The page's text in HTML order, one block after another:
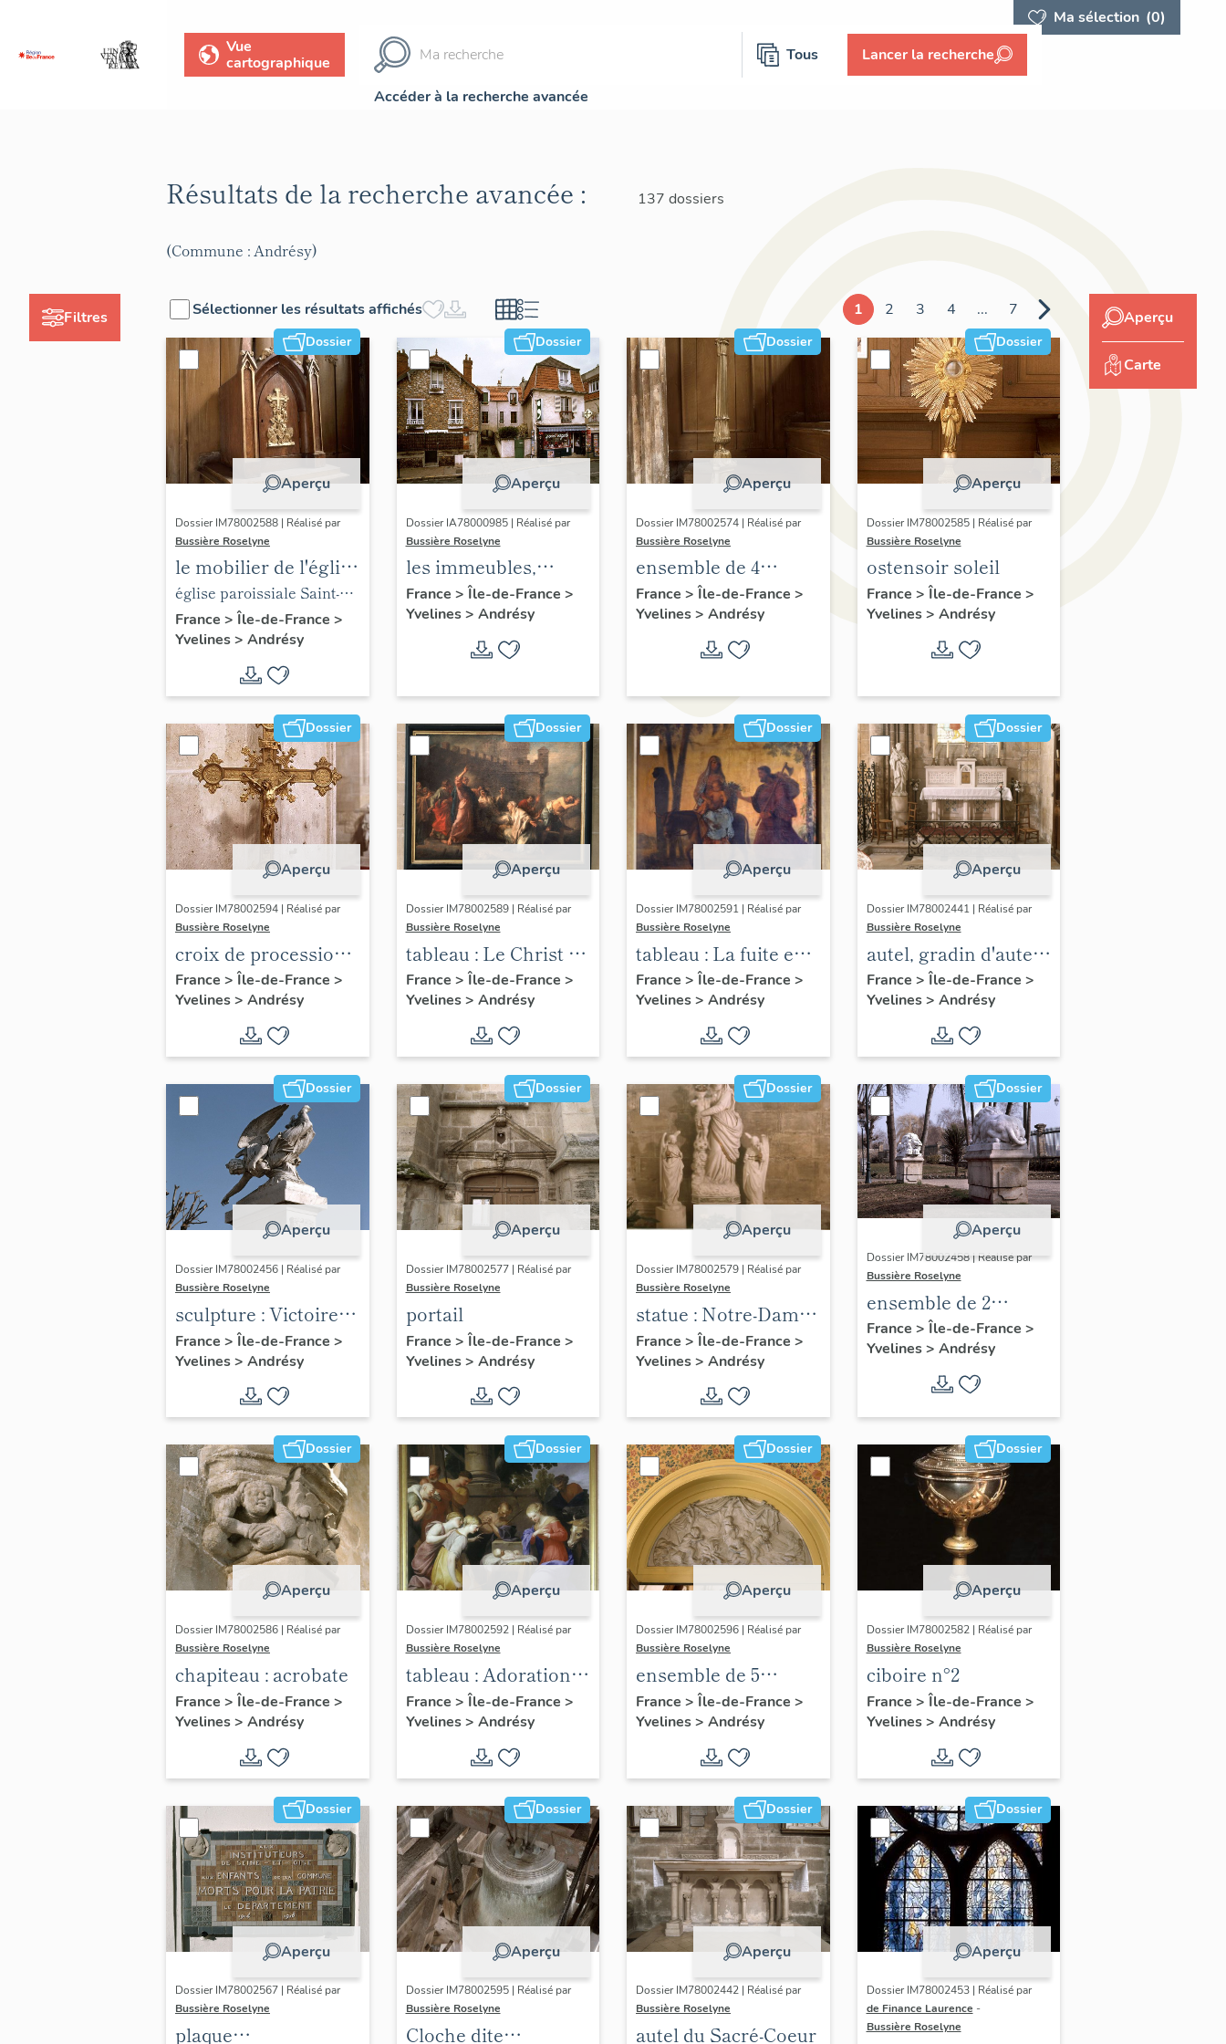
Ma sélection (0)
Vue
cartographique
Tous Lancer la recherche
Accéder à la recherche avancée
Filtres
Résultats de la recherche avancée : 137 dossiers
(Commune : Andrésy)
Sélectionner les résultats affichés 1 2 3 4 ... 7
Dossier
Aperçu
Dossier IM78002588 | Réalisé par
Bussière Roselyne
le mobilier de l'église
Saint-Germain-de-
Paris (liste
supplémentaire)
église paroissiale Saint-
Germain
France > Île-de-France >
Yvelines> Andrésy
Dossier
Aperçu
Dossier IA78000985 | Réalisé par
Bussière Roselyne
les immeubles,
maisons et fermes
du canton d'Andrésy
France > Île-de-France >
Yvelines> Andrésy
Dossier
Aperçu
Dossier IM78002574 | Réalisé par
Bussière Roselyne
ensemble de 4
chandeliers
France > Île-de-France >
Yvelines> Andrésy
Dossier
Aperçu
Dossier IM78002585 | Réalisé par
Bussière Roselyne
ostensoir soleil
France > Île-de-France >
Yvelines> Andrésy
Dossier
Aperçu
Dossier IM78002594 | Réalisé par
Bussière Roselyne
croix de procession
n°2
France > Île-de-France >
Yvelines> Andrésy
Dossier
Aperçu
Dossier IM78002589 | Réalisé par
Bussière Roselyne
tableau : Le Christ et
la veuve de Naïm
France > Île-de-France >
Yvelines> Andrésy
Dossier
Aperçu
Dossier IM78002591 | Réalisé par
Bussière Roselyne
tableau : La fuite en
Egypte
France > Île-de-France >
Yvelines> Andrésy
Dossier
Aperçu
Dossier IM78002441 | Réalisé par
Bussière Roselyne
autel, gradin d'autel,
tabernacle de saint
Vincent
France > Île-de-France >
Yvelines> Andrésy
Dossier
Aperçu
Dossier IM78002456 | Réalisé par
Bussière Roselyne
sculpture : Victoire
jouant de la
trompette
France > Île-de-France >
Yvelines> Andrésy
Dossier
Aperçu
Dossier IM78002577 | Réalisé par
Bussière Roselyne
portail
France > Île-de-France >
Yvelines> Andrésy
Dossier
Aperçu
Dossier IM78002579 | Réalisé par
Bussière Roselyne
statue : Notre-Dame
des Victoires
France > Île-de-France >
Yvelines> Andrésy
Dossier
Aperçu
Dossier IM78002458 | Réalisé par
Bussière Roselyne
ensemble de 2
statues de lion
France > Île-de-France >
Yvelines> Andrésy
Dossier
Aperçu
Dossier IM78002586 | Réalisé par
Bussière Roselyne
chapiteau : acrobate
France > Île-de-France >
Yvelines> Andrésy
Dossier
Aperçu
Dossier IM78002592 | Réalisé par
Bussière Roselyne
tableau : Adoration
des bergers
France > Île-de-France >
Yvelines> Andrésy
Dossier
Aperçu
Dossier IM78002596 | Réalisé par
Bussière Roselyne
ensemble de 5
dessus-de-porte
France > Île-de-France >
Yvelines> Andrésy
Dossier
Aperçu
Dossier IM78002582 | Réalisé par
Bussière Roselyne
ciboire n°2
France > Île-de-France >
Yvelines> Andrésy
Dossier
Aperçu
Dossier IM78002567 | Réalisé par
Bussière Roselyne
plaque
Dossier
Aperçu
Dossier IM78002595 | Réalisé par
Bussière Roselyne
Cloche dite
Dossier
Aperçu
Dossier IM78002442 | Réalisé par
Bussière Roselyne
autel du Sacré-Coeur
Dossier
Aperçu
Dossier IM78002453 | Réalisé par
de Finance Laurence -
Bussière Roselyne
Aperçu
Carte